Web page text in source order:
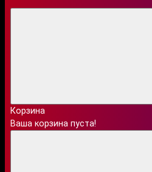
Корзина
Ваша корзина пуста!